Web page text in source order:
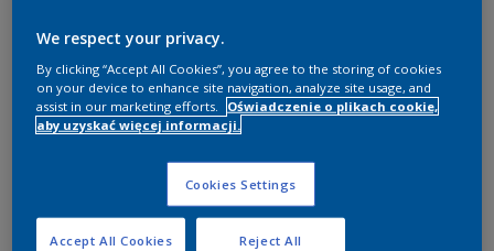
We respect your privacy.
By clicking “Accept All Cookies”, you agree to the storing of cookies
on your device to enhance site navigation, analyze site usage, and
assist in our marketing efforts.
Oświadczenie o plikach cookie,
aby uzyskać więcej informacji.
Cookies Settings
Reject All
Accept All Cookies